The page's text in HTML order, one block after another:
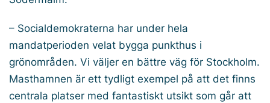
– Socialdemokraterna har under hela
mandatperioden velat bygga punkthus i
grönområden. Vi väljer en bättre väg för Stockholm.
Masthamnen är ett tydligt exempel på att det finns
centrala platser med fantastiskt utsikt som går att